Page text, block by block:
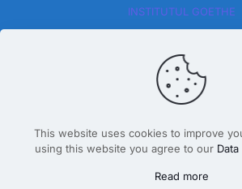
INSTITUTUL GOETHE
Design By Dăscălete
This website uses cookies to improve
using this website you agree to our
Read more